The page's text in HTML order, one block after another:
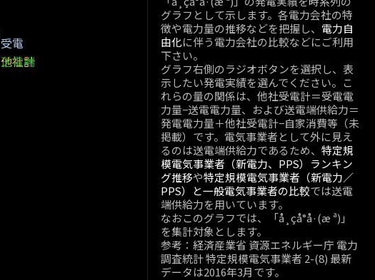
受電
他社計
送電端
グラフとして示します。各電力会社の特
徴や電力量の推移などを把握し、 電力自
由化に伴う電力会社の比較などにご利用
下さい。
グラフ右側のラジオボタンを選択し、表
示したい発電実績を選んでください。こ
れらの量の関係は、他社受電計＝受電電
力量−送電電力量、および送電端供給力＝
発電電力量＋他社受電計−自家消費等（未
掲載）です。電気事業者として外に見え
るのは送電端供給力であるため、 特定規
模電気事業者（新電力、PPS）ランキン
グ推移や特定規模電気事業者（新電力／
PPS）と一般電気事業者の比較では送電
端供給力を用いています。
なおこのグラフでは、「å¸çå°å·(æ ª)」
を集計対象とします。
参考：経済産業省 資源エネルギー庁 電力
調査統計 特定規模電気事業者 2-(8) 最新
データは2016年3月です。